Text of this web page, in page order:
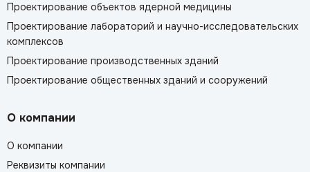
Проектирование объектов ядерной медицины
Проектирование лабораторий и научно-исследовательских
комплексов
Проектирование производственных зданий
Проектирование общественных зданий и сооружений
О компании
О компании
Реквизиты компании